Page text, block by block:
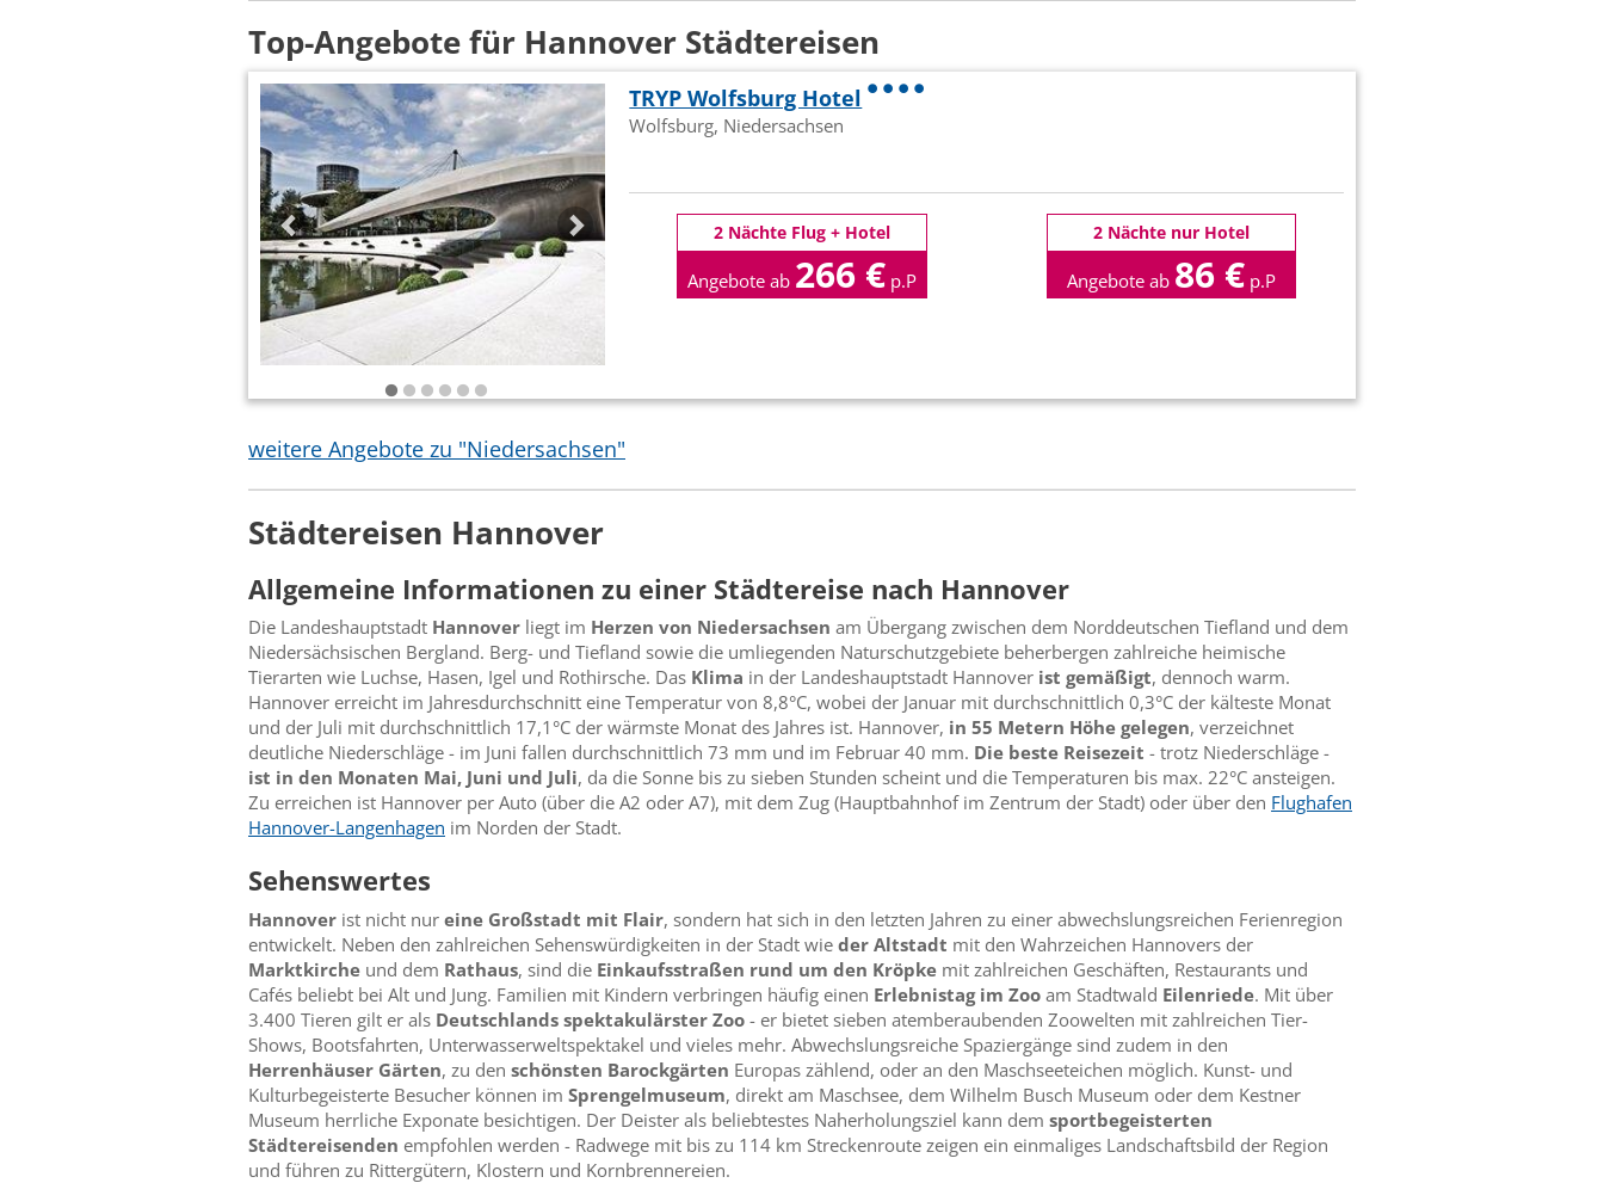
Top-Angebote für Hannover Städtereisen
TRYP Wolfsburg Hotel
Wolfsburg, Niedersachsen
2 Nächte Flug + Hotel
Angebote ab 266 € p.P
2 Nächte nur Hotel
Angebote ab 86 € p.P
weitere Angebote zu "Niedersachsen"
Städtereisen Hannover
Allgemeine Informationen zu einer Städtereise nach Hannover
Die Landeshauptstadt Hannover liegt im Herzen von Niedersachsen am Übergang zwischen dem Norddeutschen Tiefland und dem
Niedersächsischen Bergland. Berg- und Tiefland sowie die umliegenden Naturschutzgebiete beherbergen zahlreiche heimische
Tierarten wie Luchse, Hasen, Igel und Rothirsche. Das Klima in der Landeshauptstadt Hannover ist gemäßigt, dennoch warm.
Hannover erreicht im Jahresdurchschnitt eine Temperatur von 8,8°C, wobei der Januar mit durchschnittlich 0,3°C der kälteste Monat
und der Juli mit durchschnittlich 17,1°C der wärmste Monat des Jahres ist. Hannover, in 55 Metern Höhe gelegen, verzeichnet
deutliche Niederschläge - im Juni fallen durchschnittlich 73 mm und im Februar 40 mm. Die beste Reisezeit - trotz Niederschläge -
ist in den Monaten Mai, Juni und Juli, da die Sonne bis zu sieben Stunden scheint und die Temperaturen bis max. 22°C ansteigen.
Zu erreichen ist Hannover per Auto (über die A2 oder A7), mit dem Zug (Hauptbahnhof im Zentrum der Stadt) oder über den Flughafen
Hannover-Langenhagen im Norden der Stadt.
Sehenswertes
Hannover ist nicht nur eine Großstadt mit Flair, sondern hat sich in den letzten Jahren zu einer abwechslungsreichen Ferienregion
entwickelt. Neben den zahlreichen Sehenswürdigkeiten in der Stadt wie der Altstadt mit den Wahrzeichen Hannovers der
Marktkirche und dem Rathaus, sind die Einkaufsstraßen rund um den Kröpke mit zahlreichen Geschäften, Restaurants und
Cafés beliebt bei Alt und Jung. Familien mit Kindern verbringen häufig einen Erlebnistag im Zoo am Stadtwald Eilenriede. Mit über
3.400 Tieren gilt er als Deutschlands spektakulärster Zoo - er bietet sieben atemberaubenden Zoowelten mit zahlreichen Tier-
Shows, Bootsfahrten, Unterwasserweltspektakel und vieles mehr. Abwechslungsreiche Spaziergänge sind zudem in den
Herrenhäuser Gärten, zu den schönsten Barockgärten Europas zählend, oder an den Maschseeteichen möglich. Kunst- und
Kulturbegeisterte Besucher können im Sprengelmuseum, direkt am Maschsee, dem Wilhelm Busch Museum oder dem Kestner
Museum herrliche Exponate besichtigen. Der Deister als beliebtestes Naherholungsziel kann dem sportbegeisterten
Städtereisenden empfohlen werden - Radwege mit bis zu 114 km Streckenroute zeigen ein einmaliges Landschaftsbild der Region
und führen zu Rittergütern, Klostern und Kornbrennereien.